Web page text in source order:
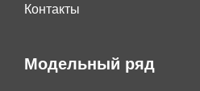
Контакты
Модельный ряд